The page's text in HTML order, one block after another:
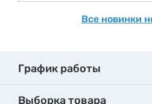
Все новинки
График работы
Выборка товара